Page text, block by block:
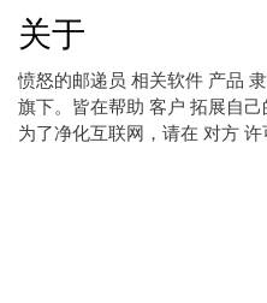
主页
下载
视频
文档
展示
产品介绍
常见问题
博客
联系
关于
关于
愤怒的邮递员 相关软件 产品
旗下。皆在帮助 客户 拓展自己
为了净化互联网，请在 对方 许